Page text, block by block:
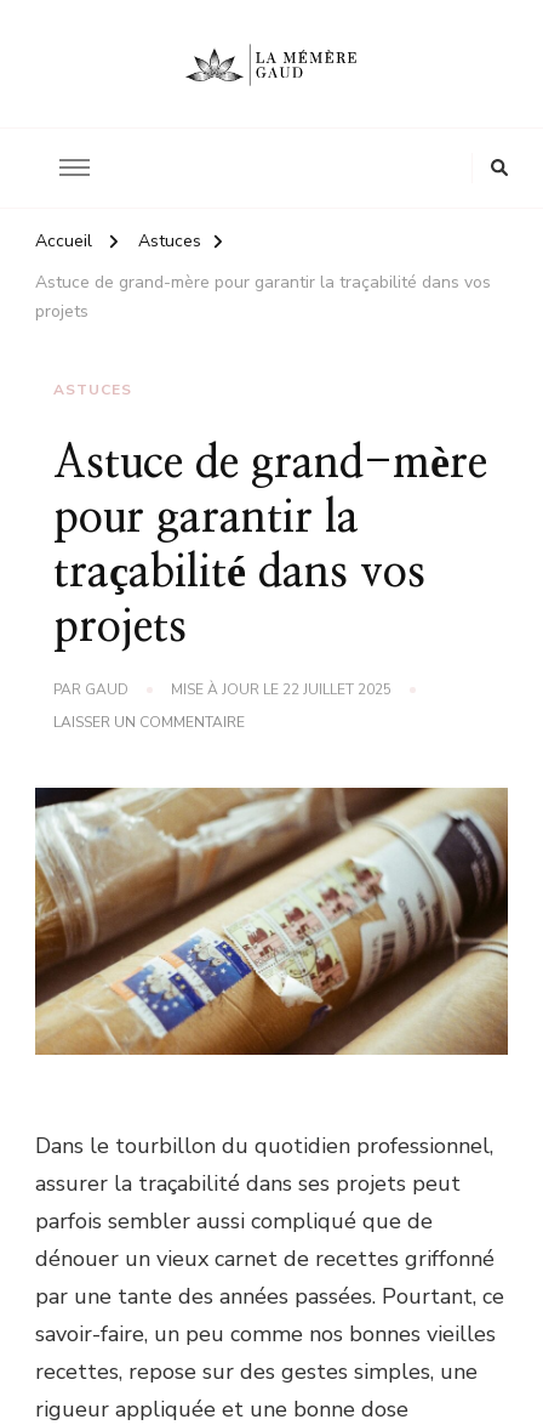
Accueil
Astuces
Astuce de grand-mère pour garantir la traçabilité dans vos
projets
ASTUCES
Astuce de grand-mère
pour garantir la
traçabilité dans vos
projets
PAR GAUD MISE À JOUR LE 22 JUILLET 2025
LAISSER UN COMMENTAIRESUR
GRAND-
MÈRE
POUR
GARANTIR
LA
TRAÇABILITÉ
DANS
VOS
PROJETS
Dans le tourbillon du quotidien professionnel,
assurer la traçabilité dans ses projets peut
parfois sembler aussi compliqué que de
dénouer un vieux carnet de recettes griffonné
par une tante des années passées. Pourtant, ce
savoir-faire, un peu comme nos bonnes vieilles
recettes, repose sur des gestes simples, une
rigueur appliquée et une bonne dose